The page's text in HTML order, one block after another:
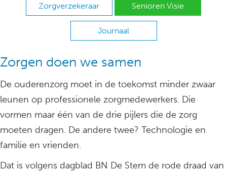
Zorgverzekeraar Senioren Visie
Journaal
Zorgen doen we samen
De ouderenzorg moet in de toekomst minder zwaar
leunen op professionele zorgmedewerkers. Die
vormen maar één van de drie pijlers die de zorg
moeten dragen. De andere twee? Technologie en
familie en vrienden.
Dat is volgens dagblad BN De Stem de rode draad van